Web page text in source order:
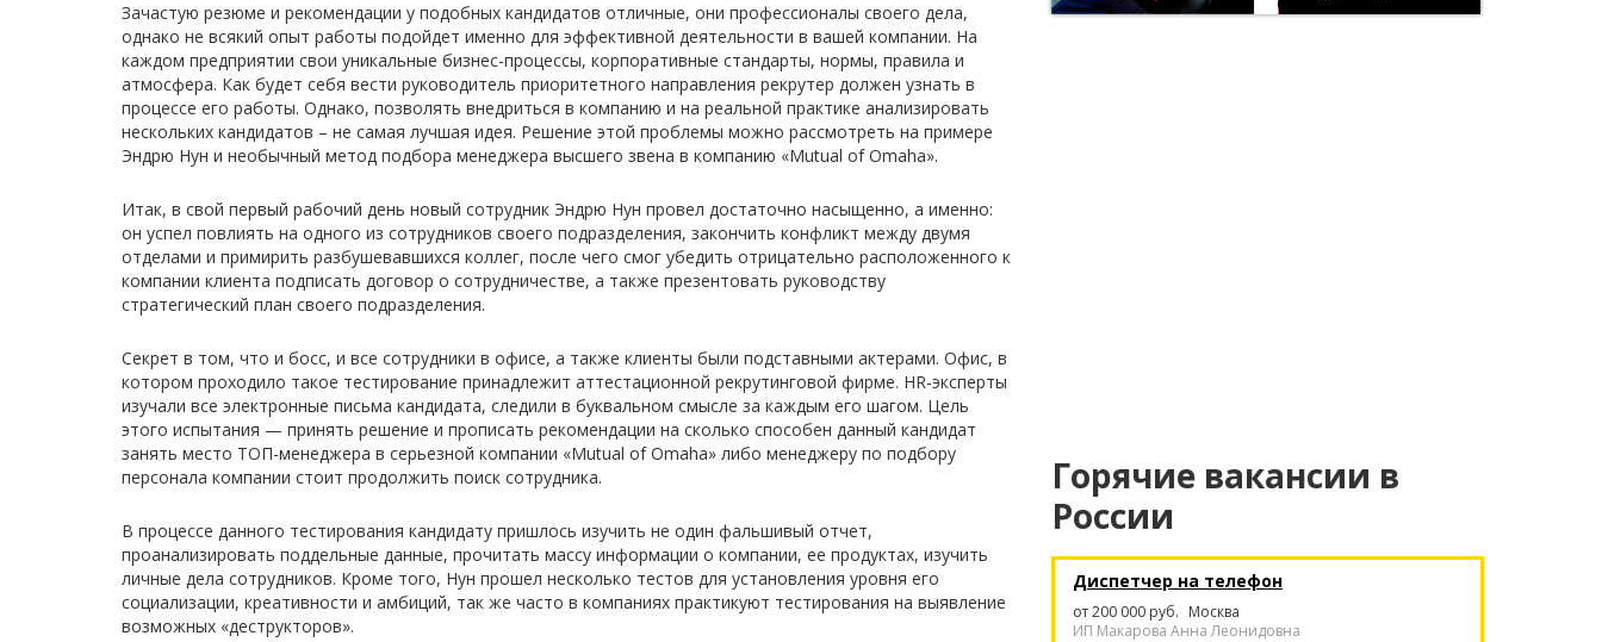
Зачастую резюме и рекомендации у подобных кандидатов отличные, они профессионалы своего дела,
однако не всякий опыт работы подойдет именно для эффективной деятельности в вашей компании. На
каждом предприятии свои уникальные бизнес-процессы, корпоративные стандарты, нормы, правила и
атмосфера. Как будет себя вести руководитель приоритетного направления рекрутер должен узнать в
процессе его работы. Однако, позволять внедриться в компанию и на реальной практике анализировать
нескольких кандидатов – не самая лучшая идея. Решение этой проблемы можно рассмотреть на примере
Эндрю Нун и необычный метод подбора менеджера высшего звена в компанию «Mutual of Omaha».
Итак, в свой первый рабочий день новый сотрудник Эндрю Нун провел достаточно насыщенно, а именно:
он успел повлиять на одного из сотрудников своего подразделения, закончить конфликт между двумя
отделами и примирить разбушевавшихся коллег, после чего смог убедить отрицательно расположенного к
компании клиента подписать договор о сотрудничестве, а также презентовать руководству
стратегический план своего подразделения.
Секрет в том, что и босс, и все сотрудники в офисе, а также клиенты были подставными актерами. Офис, в
котором проходило такое тестирование принадлежит аттестационной рекрутинговой фирме. HR-эксперты
изучали все электронные письма кандидата, следили в буквальном смысле за каждым его шагом. Цель
этого испытания — принять решение и прописать рекомендации на сколько способен данный кандидат
занять место ТОП-менеджера в серьезной компании «Mutual of Omaha» либо менеджеру по подбору
персонала компании стоит продолжить поиск сотрудника.
В процессе данного тестирования кандидату пришлось изучить не один фальшивый отчет,
проанализировать поддельные данные, прочитать массу информации о компании, ее продуктах, изучить
личные дела сотрудников. Кроме того, Нун прошел несколько тестов для установления уровня его
социализации, креативности и амбиций, так же часто в компаниях практикуют тестирования на выявление
возможных «деструкторов».
Горячие вакансии в
России
Диспетчер на телефон
от 200 000 руб. Москва
ИП Макарова Анна Леонидовна